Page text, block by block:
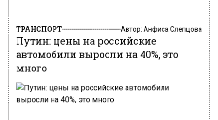
ТРАНСПОРТ Автор: Анфиса Слепцова
Путин: цены на российские
автомобили выросли на 40%, это
много